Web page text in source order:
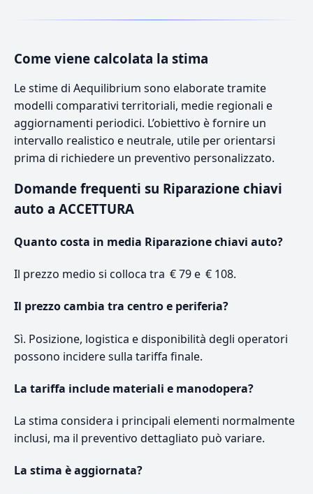
Come viene calcolata la stima
Le stime di Aequilibrium sono elaborate tramite
modelli comparativi territoriali, medie regionali e
aggiornamenti periodici. L’obiettivo è fornire un
intervallo realistico e neutrale, utile per orientarsi
prima di richiedere un preventivo personalizzato.
Domande frequenti su Riparazione chiavi
auto a ACCETTURA
Quanto costa in media Riparazione chiavi auto?
Il prezzo medio si colloca tra € 79 e € 108.
Il prezzo cambia tra centro e periferia?
Sì. Posizione, logistica e disponibilità degli operatori
possono incidere sulla tariffa finale.
La tariffa include materiali e manodopera?
La stima considera i principali elementi normalmente
inclusi, ma il preventivo dettagliato può variare.
La stima è aggiornata?